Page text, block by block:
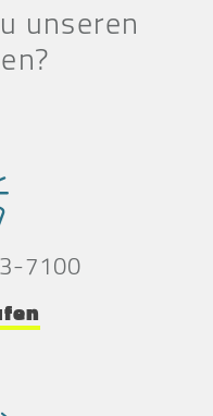
unseren
7100